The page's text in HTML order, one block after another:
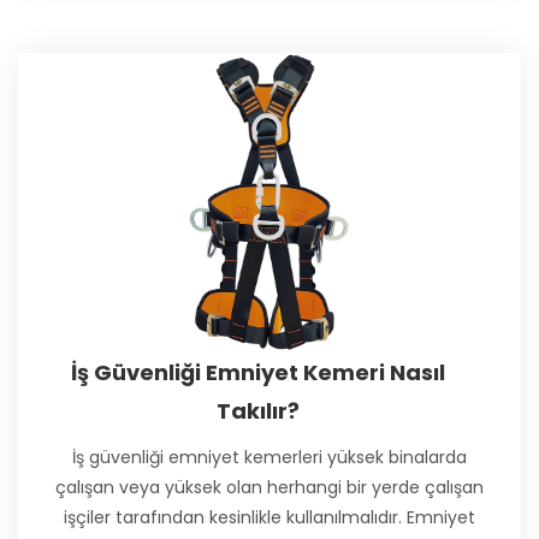
İş Güvenliği Emniyet Kemeri Nasıl
Takılır?
İş güvenliği emniyet kemerleri yüksek binalarda
çalışan veya yüksek olan herhangi bir yerde çalışan
işçiler tarafından kesinlikle kullanılmalıdır. Emniyet